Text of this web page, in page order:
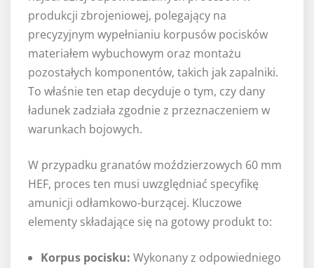
produkcji zbrojeniowej, polegający na
precyzyjnym wypełnianiu korpusów pocisków
materiałem wybuchowym oraz montażu
pozostałych komponentów, takich jak zapalniki.
To właśnie ten etap decyduje o tym, czy dany
ładunek zadziała zgodnie z przeznaczeniem w
warunkach bojowych.
W przypadku granatów moździerzowych 60 mm
HEF, proces ten musi uwzględniać specyfikę
amunicji odłamkowo-burzącej. Kluczowe
elementy składające się na gotowy produkt to:
Korpus pocisku: Wykonany z odpowiedniego